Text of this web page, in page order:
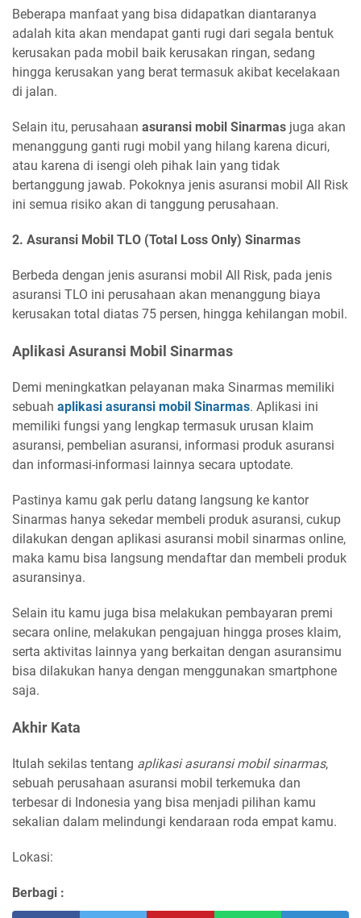
Beberapa manfaat yang bisa didapatkan diantaranya
adalah kita akan mendapat ganti rugi dari segala bentuk
kerusakan pada mobil baik kerusakan ringan, sedang
hingga kerusakan yang berat termasuk akibat kecelakaan
di jalan.
Selain itu, perusahaan asuransi mobil Sinarmas juga akan
menanggung ganti rugi mobil yang hilang karena dicuri,
atau karena di isengi oleh pihak lain yang tidak
bertanggung jawab. Pokoknya jenis asuransi mobil All Risk
ini semua risiko akan di tanggung perusahaan.
2. Asuransi Mobil TLO (Total Loss Only) Sinarmas
Berbeda dengan jenis asuransi mobil All Risk, pada jenis
asuransi TLO ini perusahaan akan menanggung biaya
kerusakan total diatas 75 persen, hingga kehilangan mobil.
Aplikasi Asuransi Mobil Sinarmas
Demi meningkatkan pelayanan maka Sinarmas memiliki
sebuah aplikasi asuransi mobil Sinarmas. Aplikasi ini
memiliki fungsi yang lengkap termasuk urusan klaim
asuransi, pembelian asuransi, informasi produk asuransi
dan informasi-informasi lainnya secara uptodate.
Pastinya kamu gak perlu datang langsung ke kantor
Sinarmas hanya sekedar membeli produk asuransi, cukup
dilakukan dengan aplikasi asuransi mobil sinarmas online,
maka kamu bisa langsung mendaftar dan membeli produk
asuransinya.
Selain itu kamu juga bisa melakukan pembayaran premi
secara online, melakukan pengajuan hingga proses klaim,
serta aktivitas lainnya yang berkaitan dengan asuransimu
bisa dilakukan hanya dengan menggunakan smartphone
saja.
Akhir Kata
Itulah sekilas tentang aplikasi asuransi mobil sinarmas,
sebuah perusahaan asuransi mobil terkemuka dan
terbesar di Indonesia yang bisa menjadi pilihan kamu
sekalian dalam melindungi kendaraan roda empat kamu.
Lokasi:
Berbagi :